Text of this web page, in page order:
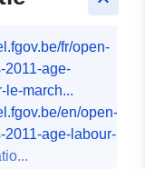
fr/open-
2011-age-
le-march...
en/open-
2011-age-labour-